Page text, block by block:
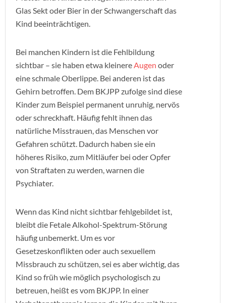
Glas Sekt oder Bier in der Schwangerschaft das
Kind beeinträchtigen.
Bei manchen Kindern ist die Fehlbildung
sichtbar – sie haben etwa kleinereAugen oder
eine schmale Oberlippe. Bei anderen ist das
Gehirn betroffen. Dem BKJPP zufolge sind diese
Kinder zum Beispiel permanent unruhig, nervös
oder schreckhaft. Häufig fehlt ihnen das
natürliche Misstrauen, das Menschen vor
Gefahren schützt. Dadurch haben sie ein
höheres Risiko, zum Mitläufer bei oder Opfer
von Straftaten zu werden, warnen die
Psychiater.
Wenn das Kind nicht sichtbar fehlgebildet ist,
bleibt die Fetale Alkohol-Spektrum-Störung
häufig unbemerkt. Um es vor
Gesetzeskonflikten oder auch sexuellem
Missbrauch zu schützen, sei es aber wichtig, das
Kind so früh wie möglich psychologisch zu
betreuen, heißt es vom BKJPP. In einer